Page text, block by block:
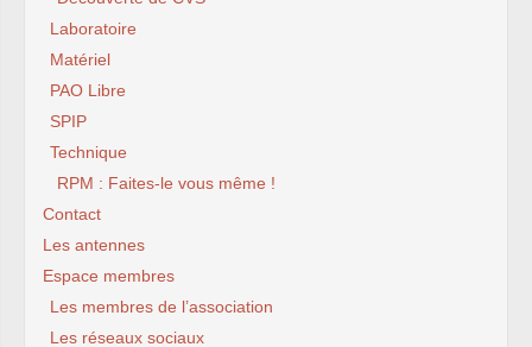
Laboratoire
Matériel
PAO Libre
SPIP
Technique
RPM : Faites-le vous même !
Contact
Les antennes
Espace membres
Les membres de l’association
Les réseaux sociaux